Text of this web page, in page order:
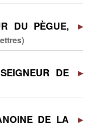
DU PÈGUE,
DE
DE LA